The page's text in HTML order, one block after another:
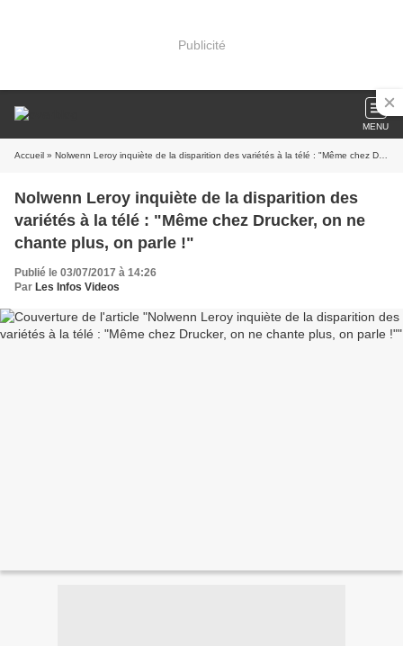
Publicité
MENU
Accueil » Nolwenn Leroy inquiète de la disparition des variétés à la télé : "Même chez Drucker, on ne chante plus, on parle !"
Nolwenn Leroy inquiète de la disparition des
variétés à la télé : "Même chez Drucker, on ne
chante plus, on parle !"
Publié le 03/07/2017 à 14:26
Par Les Infos Videos